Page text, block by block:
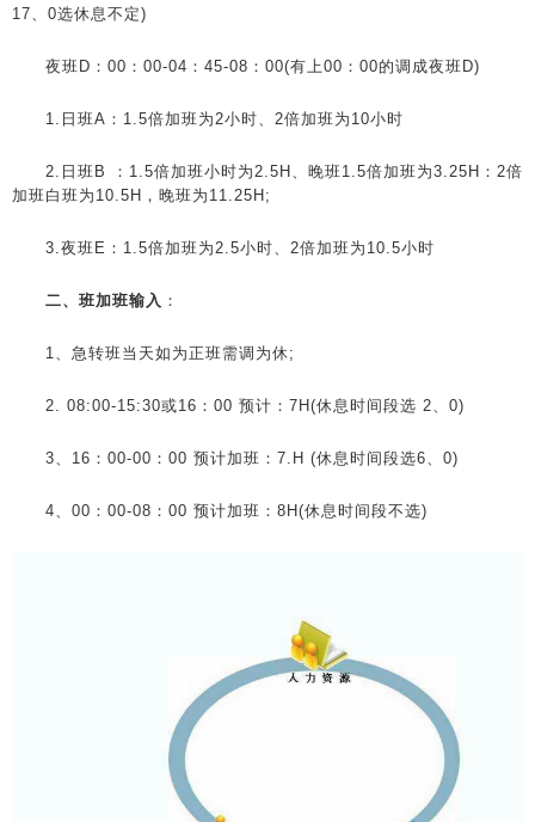
17、0选休息不定)
夜班D：00：00-04：45-08：00(有上00：00的调成夜班D)
1.日班A：1.5倍加班为2小时、2倍加班为10小时
2.日班B ：1.5倍加班小时为2.5H、晚班1.5倍加班为3.25H：2倍
加班白班为10.5H，晚班为11.25H;
3.夜班E：1.5倍加班为2.5小时、2倍加班为10.5小时
二、班加班输入 ：
1、急转班当天如为正班需调为休;
2. 08:00-15:30或16：00 预计：7H(休息时间段选 2、0)
3、16：00-00：00 预计加班：7.H (休息时间段选6、0)
4、00：00-08：00 预计加班：8H(休息时间段不选)